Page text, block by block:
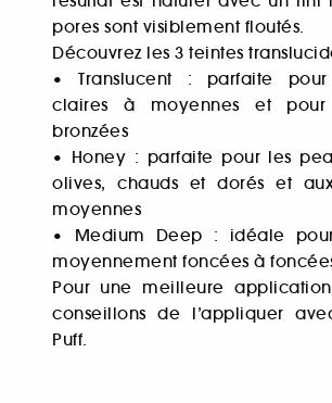
pores sont visiblement floutés.
Découvrez les 3 teintes
• Translucent : parfaite
claires à moyennes et
bronzées
• Honey : parfaite pour les
olives, chauds et dorés et
moyennes
• Medium Deep : idéale
moyennement foncées à
Pour une meilleure
conseillons de l’appliquer
Puff.